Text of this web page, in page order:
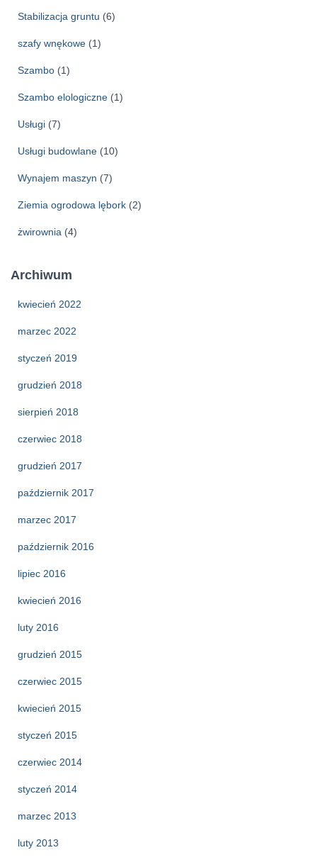
Stabilizacja gruntu (6)
szafy wnękowe (1)
Szambo (1)
Szambo elologiczne (1)
Usługi (7)
Usługi budowlane (10)
Wynajem maszyn (7)
Ziemia ogrodowa lębork (2)
żwirownia (4)
Archiwum
kwiecień 2022
marzec 2022
styczeń 2019
grudzień 2018
sierpień 2018
czerwiec 2018
grudzień 2017
październik 2017
marzec 2017
październik 2016
lipiec 2016
kwiecień 2016
luty 2016
grudzień 2015
czerwiec 2015
kwiecień 2015
styczeń 2015
czerwiec 2014
styczeń 2014
marzec 2013
luty 2013